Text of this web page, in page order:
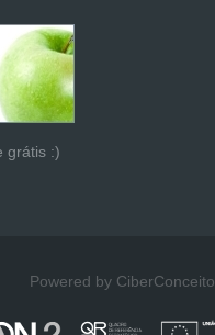
grátis :)
Powered by CiberConceito